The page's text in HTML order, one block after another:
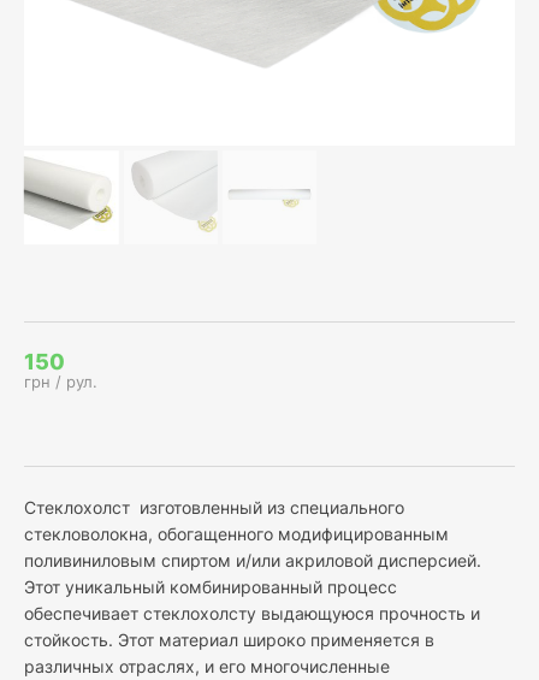
150
грн / рул.
Стеклохолст изготовленный из специального
стекловолокна, обогащенного модифицированным
поливиниловым спиртом и/или акриловой дисперсией.
Этот уникальный комбинированный процесс
обеспечивает стеклохолсту выдающуюся прочность и
стойкость. Этот материал широко применяется в
различных отраслях, и его многочисленные